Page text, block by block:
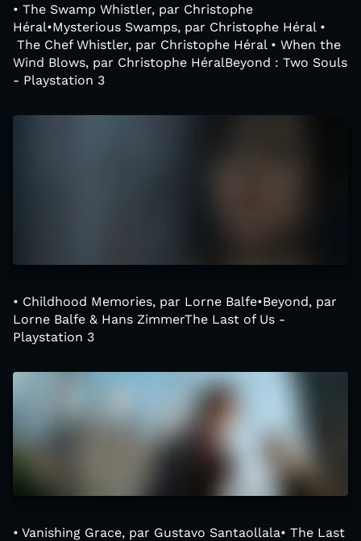
• The Swamp Whistler, par Christophe
Héral•Mysterious Swamps, par Christophe Héral •
The Chef Whistler, par Christophe Héral • When the
Wind Blows, par Christophe HéralBeyond : Two Souls
- Playstation 3
• Childhood Memories, par Lorne Balfe•Beyond, par
Lorne Balfe & Hans ZimmerThe Last of Us -
Playstation 3
• Vanishing Grace, par Gustavo Santaollala• The Last